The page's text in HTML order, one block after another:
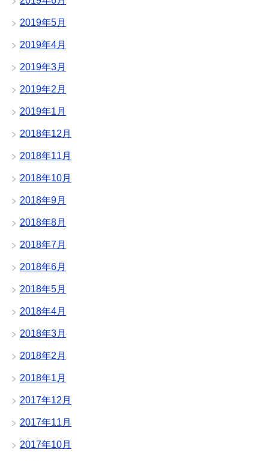
2019年5月
2019年4月
2019年3月
2019年2月
2019年1月
2018年12月
2018年11月
2018年10月
2018年9月
2018年8月
2018年7月
2018年6月
2018年5月
2018年4月
2018年3月
2018年2月
2018年1月
2017年12月
2017年11月
2017年10月